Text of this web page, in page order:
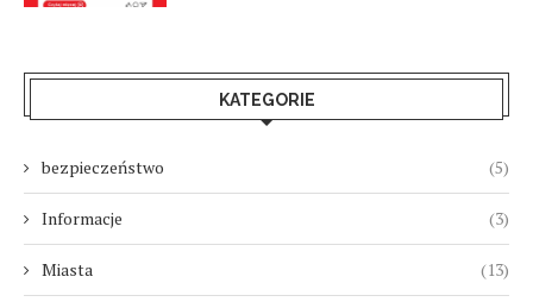
KATEGORIE
bezpieczeństwo (5)
Informacje (3)
Miasta (13)